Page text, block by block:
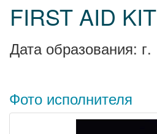
FIRST AID KIT
Дата образования: г.
Фото исполнителя